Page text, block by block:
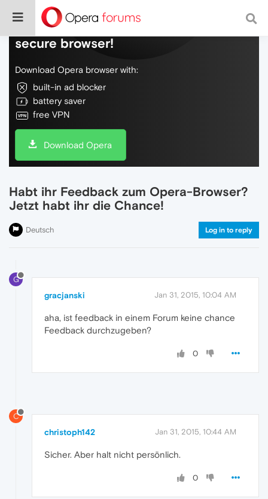
Do more on the web, with a fast and
secure browser!
Download Opera browser with:
built-in ad blocker
battery saver
free VPN
Download Opera
Habt ihr Feedback zum Opera-Browser?
Jetzt habt ihr die Chance!
Deutsch Log in to reply
G
gracjanski Jan 31, 2015, 10:04 AM
aha, ist feedback in einem Forum keine chance
Feedback durchzugeben?
0
C
christoph142 Jan 31, 2015, 10:44 AM
Sicher. Aber halt nicht persönlich.
0